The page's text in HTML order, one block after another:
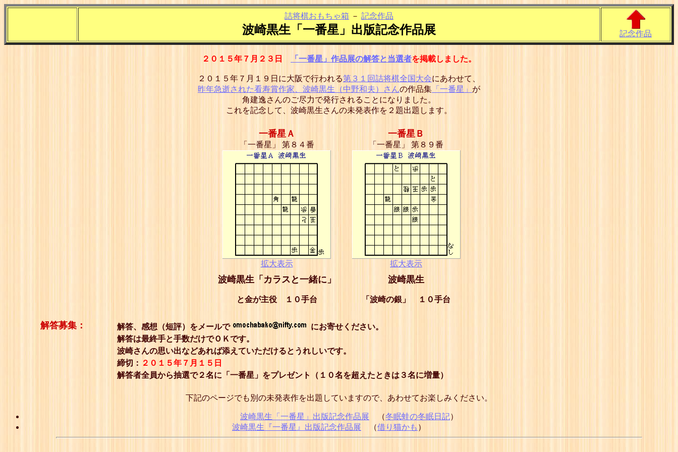
詰将棋おもちゃ箱 － 記念作品
波崎黒生「一番星」出版記念作品展 記念作品
２０１５年７月２３日 「一番星」作品展の解答と当選者を掲載しました。
２０１５年７月１９日に大阪で行われる第３１回詰将棋全国大会にあわせて、
昨年急逝された看寿賞作家、波崎黒生（中野和夫）さんの作品集 「一番星」 が
角建逸さんのご尽力で発行されることになりました。
これを記念して、波崎黒生さんの未発表作を２題出題します。
一番星Ａ
「一番星」 第８４番
拡大表示
一番星Ｂ
「一番星」 第８９番
拡大表示
波崎黒生「カラスと一緒に」
と金が主役 １０手台
波崎黒生
「波崎の銀」 １０手台
解答募集： 解答、感想（短評）をメールで
にお寄せください。
解答は最終手と手数だけでＯＫです。
波崎さんの思い出などあれば添えていただけるとうれしいです。
締切： ２０１５年７月１５日
解答者全員から抽選で２名に「一番星」をプレゼント（１０名を超えたときは３名に増量）
下記のページでも別の未発表作を出題していますので、あわせてお楽しみください。
波崎黒生「一番星」出版記念作品展 （冬眠蛙の冬眠日記）
波崎黒生『一番星』出版記念作品展 （借り猫かも ）